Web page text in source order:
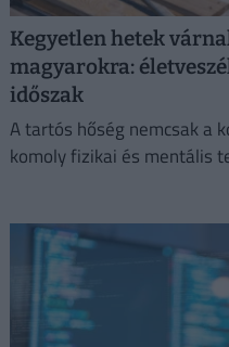
Kegyetlen hetek
magyarokra:
időszak
A tartós hőség nemcsak a
komoly fizikai és mentális